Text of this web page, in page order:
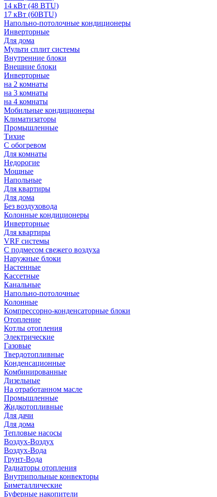
14 кВт (48 BTU)
17 кВт (60BTU)
Напольно-потолочные кондиционеры
Инверторные
Для дома
Мульти сплит системы
Внутренние блоки
Внешние блоки
Инверторные
на 2 комнаты
на 3 комнаты
на 4 комнаты
Мобильные кондиционеры
Климатизаторы
Промышленные
Тихие
С обогревом
Для комнаты
Недорогие
Мощные
Напольные
Для квартиры
Для дома
Без воздуховода
Колонные кондиционеры
Инверторные
Для квартиры
VRF системы
С подмесом свежего воздуха
Наружные блоки
Настенные
Кассетные
Канальные
Напольно-потолочные
Колонные
Компрессорно-конденсаторные блоки
Отопление
Котлы отопления
Электрические
Газовые
Твердотопливные
Конденсационные
Комбинированные
Дизельные
На отработанном масле
Промышленные
Жидкотопливные
Для дачи
Для дома
Тепловые насосы
Воздух-Воздух
Воздух-Вода
Грунт-Вода
Радиаторы отопления
Внутрипольные конвекторы
Биметаллические
Буферные накопители